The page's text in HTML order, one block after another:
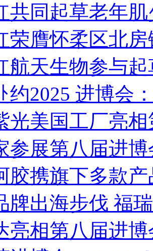
共同起草老年
荣膺怀柔区北
航天生物参与
约2025 进博会
光美国工厂亮
参展第八届进
胶携旗下多款
牌出海步伐 福
亮相第八届进